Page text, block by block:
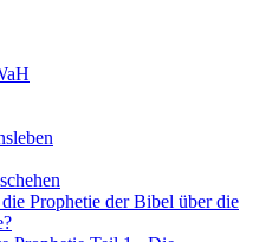
die Prophetie der Bibel über die